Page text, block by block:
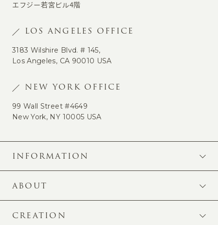
エフジー若宮ビル4階
LOS ANGELES OFFICE
3183 Wilshire Blvd. # 145,
Los Angeles, CA 90010 USA
NEW YORK OFFICE
99 Wall Street #4649
New York, NY 10005 USA
INFORMATION
ABOUT
CREATION